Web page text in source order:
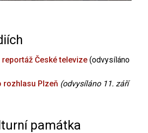
České televize (odvysíláno
rozhlasu Plzeň (odvysíláno 11. září
památka